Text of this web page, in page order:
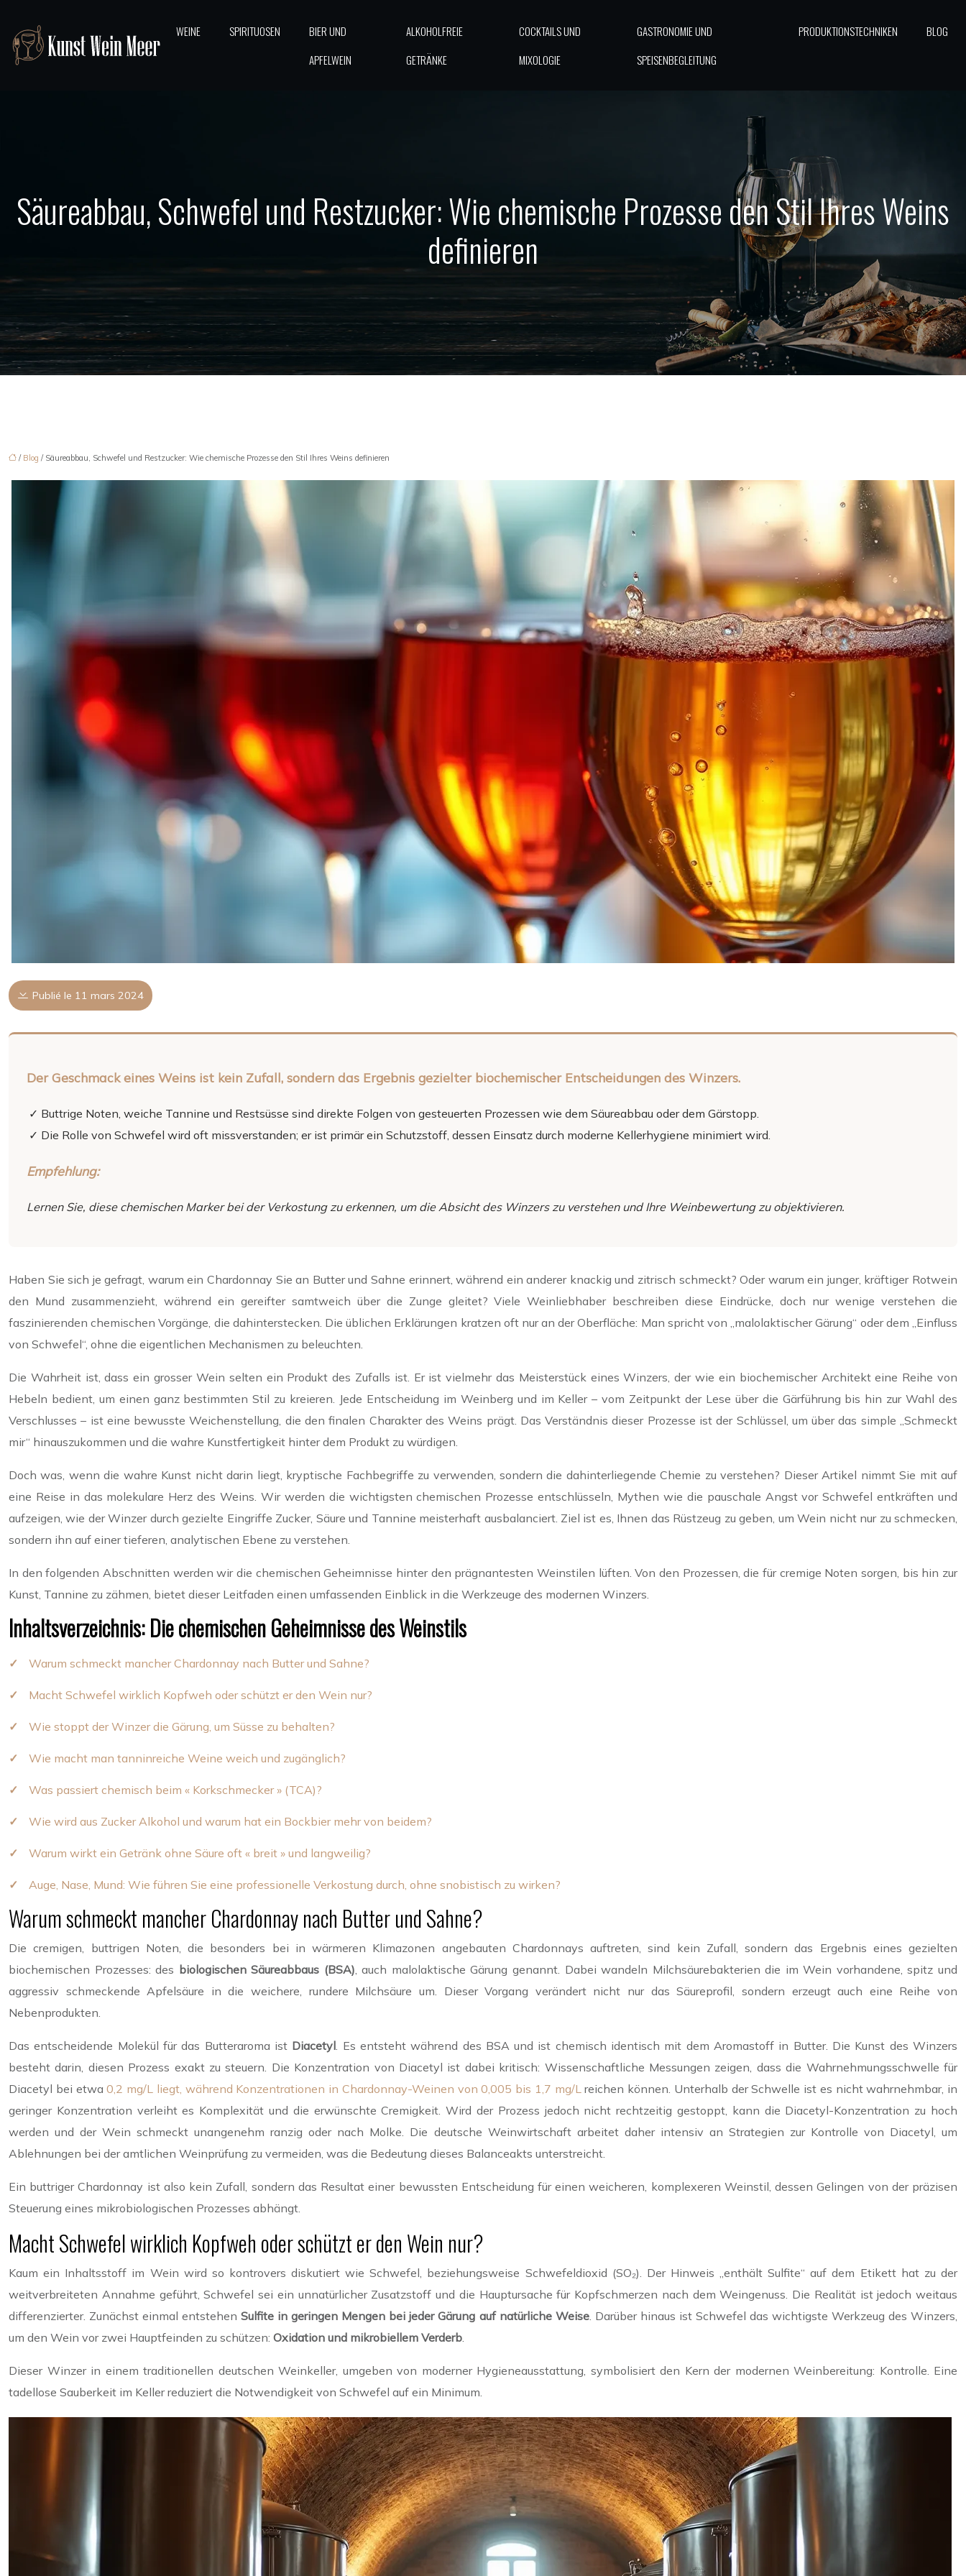
WEINE SPIRITUOSEN
BIER UND
APFELWEIN
ALKOHOLFREIE
GETRÄNKE
COCKTAILS UND
MIXOLOGIE
GASTRONOMIE UND
SPEISENBEGLEITUNG
PRODUKTIONSTECHNIKEN BLOG
Säureabbau, Schwefel und Restzucker: Wie chemische Prozesse den Stil Ihres Weins
definieren
/ Blog / Säureabbau, Schwefel und Restzucker: Wie chemische Prozesse den Stil Ihres Weins definieren
Publié le 11 mars 2024
Der Geschmack eines Weins ist kein Zufall, sondern das Ergebnis gezielter biochemischer Entscheidungen des Winzers.
Buttrige Noten, weiche Tannine und Restsüsse sind direkte Folgen von gesteuerten Prozessen wie dem Säureabbau oder dem Gärstopp.
Die Rolle von Schwefel wird oft missverstanden; er ist primär ein Schutzstoff, dessen Einsatz durch moderne Kellerhygiene minimiert wird.
Empfehlung:
Lernen Sie, diese chemischen Marker bei der Verkostung zu erkennen, um die Absicht des Winzers zu verstehen und Ihre Weinbewertung zu objektivieren.
Haben Sie sich je gefragt, warum ein Chardonnay Sie an Butter und Sahne erinnert, während ein anderer knackig und zitrisch schmeckt? Oder warum ein junger, kräftiger Rotwein
den Mund zusammenzieht, während ein gereifter samtweich über die Zunge gleitet? Viele Weinliebhaber beschreiben diese Eindrücke, doch nur wenige verstehen die
faszinierenden chemischen Vorgänge, die dahinterstecken. Die üblichen Erklärungen kratzen oft nur an der Oberfläche: Man spricht von „malolaktischer Gärung“ oder dem „Einfluss
von Schwefel“, ohne die eigentlichen Mechanismen zu beleuchten.
Die Wahrheit ist, dass ein grosser Wein selten ein Produkt des Zufalls ist. Er ist vielmehr das Meisterstück eines Winzers, der wie ein biochemischer Architekt eine Reihe von
Hebeln bedient, um einen ganz bestimmten Stil zu kreieren. Jede Entscheidung im Weinberg und im Keller – vom Zeitpunkt der Lese über die Gärführung bis hin zur Wahl des
Verschlusses – ist eine bewusste Weichenstellung, die den finalen Charakter des Weins prägt. Das Verständnis dieser Prozesse ist der Schlüssel, um über das simple „Schmeckt
mir“ hinauszukommen und die wahre Kunstfertigkeit hinter dem Produkt zu würdigen.
Doch was, wenn die wahre Kunst nicht darin liegt, kryptische Fachbegriffe zu verwenden, sondern die dahinterliegende Chemie zu verstehen? Dieser Artikel nimmt Sie mit auf
eine Reise in das molekulare Herz des Weins. Wir werden die wichtigsten chemischen Prozesse entschlüsseln, Mythen wie die pauschale Angst vor Schwefel entkräften und
aufzeigen, wie der Winzer durch gezielte Eingriffe Zucker, Säure und Tannine meisterhaft ausbalanciert. Ziel ist es, Ihnen das Rüstzeug zu geben, um Wein nicht nur zu schmecken,
sondern ihn auf einer tieferen, analytischen Ebene zu verstehen.
In den folgenden Abschnitten werden wir die chemischen Geheimnisse hinter den prägnantesten Weinstilen lüften. Von den Prozessen, die für cremige Noten sorgen, bis hin zur
Kunst, Tannine zu zähmen, bietet dieser Leitfaden einen umfassenden Einblick in die Werkzeuge des modernen Winzers.
Inhaltsverzeichnis: Die chemischen Geheimnisse des Weinstils
Warum schmeckt mancher Chardonnay nach Butter und Sahne?
Macht Schwefel wirklich Kopfweh oder schützt er den Wein nur?
Wie stoppt der Winzer die Gärung, um Süsse zu behalten?
Wie macht man tanninreiche Weine weich und zugänglich?
Was passiert chemisch beim « Korkschmecker » (TCA)?
Wie wird aus Zucker Alkohol und warum hat ein Bockbier mehr von beidem?
Warum wirkt ein Getränk ohne Säure oft « breit » und langweilig?
Auge, Nase, Mund: Wie führen Sie eine professionelle Verkostung durch, ohne snobistisch zu wirken?
Warum schmeckt mancher Chardonnay nach Butter und Sahne?
Die cremigen, buttrigen Noten, die besonders bei in wärmeren Klimazonen angebauten Chardonnays auftreten, sind kein Zufall, sondern das Ergebnis eines gezielten
biochemischen Prozesses: des biologischen Säureabbaus (BSA), auch malolaktische Gärung genannt. Dabei wandeln Milchsäurebakterien die im Wein vorhandene, spitz und
aggressiv schmeckende Apfelsäure in die weichere, rundere Milchsäure um. Dieser Vorgang verändert nicht nur das Säureprofil, sondern erzeugt auch eine Reihe von
Nebenprodukten.
Das entscheidende Molekül für das Butteraroma ist Diacetyl. Es entsteht während des BSA und ist chemisch identisch mit dem Aromastoff in Butter. Die Kunst des Winzers
besteht darin, diesen Prozess exakt zu steuern. Die Konzentration von Diacetyl ist dabei kritisch: Wissenschaftliche Messungen zeigen, dass die Wahrnehmungsschwelle für
Diacetyl bei etwa0,2 mg/L liegt, während Konzentrationen in Chardonnay-Weinen von 0,005 bis 1,7 mg/Lreichen können. Unterhalb der Schwelle ist es nicht wahrnehmbar, in
geringer Konzentration verleiht es Komplexität und die erwünschte Cremigkeit. Wird der Prozess jedoch nicht rechtzeitig gestoppt, kann die Diacetyl-Konzentration zu hoch
werden und der Wein schmeckt unangenehm ranzig oder nach Molke. Die deutsche Weinwirtschaft arbeitet daher intensiv an Strategien zur Kontrolle von Diacetyl, um
Ablehnungen bei der amtlichen Weinprüfung zu vermeiden, was die Bedeutung dieses Balanceakts unterstreicht.
Ein buttriger Chardonnay ist also kein Zufall, sondern das Resultat einer bewussten Entscheidung für einen weicheren, komplexeren Weinstil, dessen Gelingen von der präzisen
Steuerung eines mikrobiologischen Prozesses abhängt.
Macht Schwefel wirklich Kopfweh oder schützt er den Wein nur?
Kaum ein Inhaltsstoff im Wein wird so kontrovers diskutiert wie Schwefel, beziehungsweise Schwefeldioxid (SO₂). Der Hinweis „enthält Sulfite“ auf dem Etikett hat zu der
weitverbreiteten Annahme geführt, Schwefel sei ein unnatürlicher Zusatzstoff und die Hauptursache für Kopfschmerzen nach dem Weingenuss. Die Realität ist jedoch weitaus
differenzierter. Zunächst einmal entstehenSulfite in geringen Mengen bei jeder Gärung auf natürliche Weise. Darüber hinaus ist Schwefel das wichtigste Werkzeug des Winzers,
um den Wein vor zwei Hauptfeinden zu schützen: Oxidation und mikrobiellem Verderb.
Dieser Winzer in einem traditionellen deutschen Weinkeller, umgeben von moderner Hygieneausstattung, symbolisiert den Kern der modernen Weinbereitung: Kontrolle. Eine
tadellose Sauberkeit im Keller reduziert die Notwendigkeit von Schwefel auf ein Minimum.